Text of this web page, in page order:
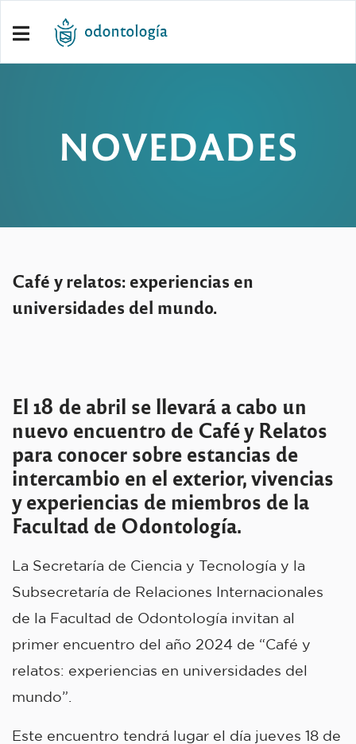
NOVEDADES
Café y relatos: experiencias en
universidades del mundo.
El 18 de abril se llevará a cabo un
nuevo encuentro de Café y Relatos
para conocer sobre estancias de
intercambio en el exterior, vivencias
y experiencias de miembros de la
Facultad de Odontología.
La Secretaría de Ciencia y Tecnología y la
Subsecretaría de Relaciones Internacionales
de la Facultad de Odontología invitan al
primer encuentro del año 2024 de “Café y
relatos: experiencias en universidades del
mundo”.
Este encuentro tendrá lugar el día jueves 18 de